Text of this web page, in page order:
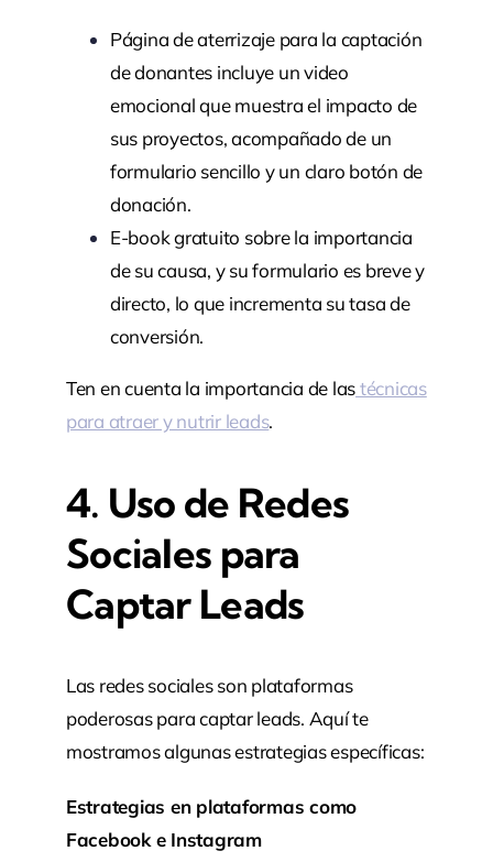
Página de aterrizaje para la captación
de donantes incluye un video
emocional que muestra el impacto de
sus proyectos, acompañado de un
formulario sencillo y un claro botón de
donación.
E-book gratuito sobre la importancia
de su causa, y su formulario es breve y
directo, lo que incrementa su tasa de
conversión.
Ten en cuenta la importancia de lastécnicas
para atraer y nutrir leads.
4. Uso de Redes
Sociales para
Captar Leads
Las redes sociales son plataformas
poderosas para captar leads. Aquí te
mostramos algunas estrategias específicas:
Estrategias en plataformas como
Facebook e Instagram